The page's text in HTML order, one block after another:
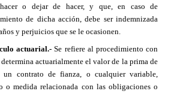
o dejar de hacer, y que, en caso de
de dicha acción, debe ser indemnizada
y perjuicios que se le ocasionen.
actuarial.- Se refiere al procedimiento con
determina actuarialmente el valor de la prima de
un contrato de fianza, o cualquier variable,
o medida relacionada con las obligaciones o